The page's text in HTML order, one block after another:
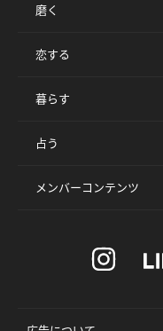
磨く
恋する
暮らす
占う
メンバーコンテンツ